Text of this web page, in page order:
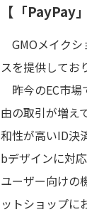
【「PayPay
GMOメイクシ
スを提供してお
昨今のEC市場
由の取引が増え
和性が高いID決
bデザインに対
ユーザー向けの
ットショップに